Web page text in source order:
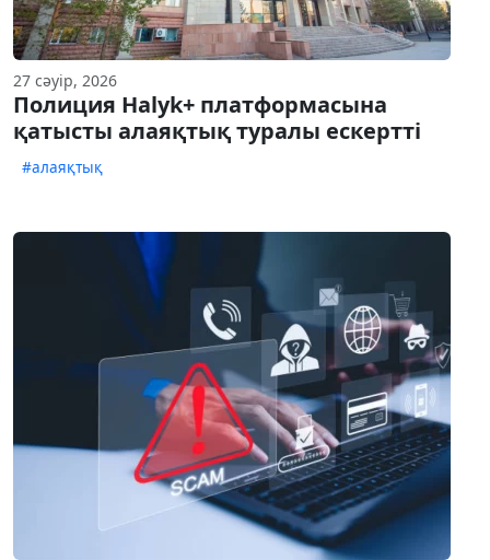
27 сәуір, 2026
Полиция Halyk+ платформасына
қатысты алаяқтық туралы ескертті
#алаяқтық